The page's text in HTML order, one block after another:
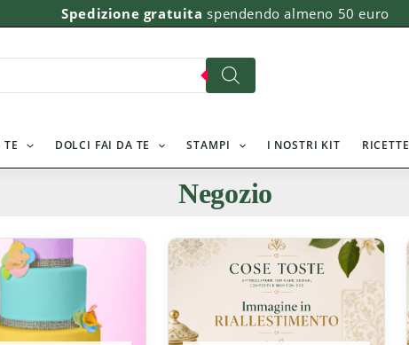
Spedizione gratuita spendendo almeno 50 euro
DOLCI FAI DA TE STAMPI I NOSTRI KIT RICETTE
Negozio